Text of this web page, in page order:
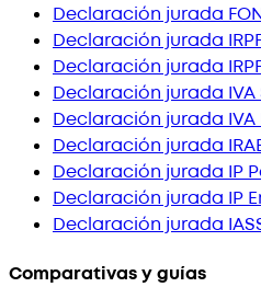
Declaración jurada
Declaración jurada
Declaración jurada
Declaración jurada IVA
Declaración jurada IVA
Declaración jurada
Declaración jurada IP
Declaración jurada IP
Declaración jurada
Comparativas y guías